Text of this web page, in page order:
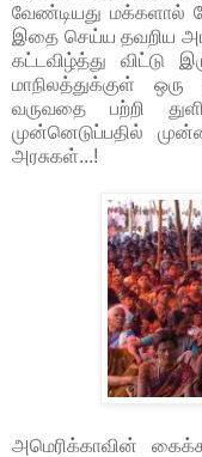
வேண்டியது மக்களால்
இதை செய்ய தவறிய
கட்டவிழ்த்து விட்டு
மாநிலத்துக்குள்
வருவதை பற்றி
முன்னெடுப்பதில்
அரசுகள்...!
அமெரிக்காவின்